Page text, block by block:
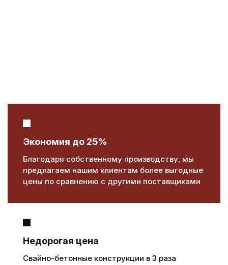
Экономия до 25%
Благодаря собственному производству, мы
предлагаем нашим клиентам более выгодные
цены по сравнению с другими поставщиками
Недорогая цена
Свайно-бетонные конструкции в 3 раза